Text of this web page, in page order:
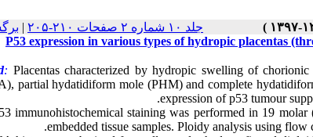
جلد ۱۰ شماره ۲ صفحات ۲۱۰-۲۰۵ |
P53 expression in various types of hydropic placentas
: Placentas characterized by hydropic swelling of
partial hydatidiform mole (PHM) and complete
expression of p53 tumour
immunohistochemical staining was performed in 19
embedded tissue samples. Ploidy analysis using